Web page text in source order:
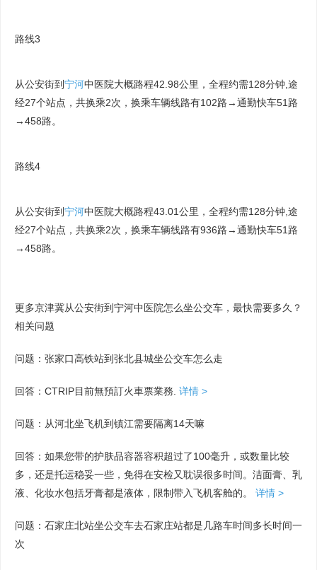
路线3
从公安街到宁河中医院大概路程42.98公里，全程约需128分钟,途
经27个站点，共换乘2次，换乘车辆线路有102路→通勤快车51路
→458路。
路线4
从公安街到宁河中医院大概路程43.01公里，全程约需128分钟,途
经27个站点，共换乘2次，换乘车辆线路有936路→通勤快车51路
→458路。
更多京津冀从公安街到宁河中医院怎么坐公交车，最快需要多久？
相关问题
问题：张家口高铁站到张北县城坐公交车怎么走
回答：CTRIP目前無預訂火車票業務. 详情 >
问题：从河北坐飞机到镇江需要隔离14天嘛
回答：如果您带的护肤品容器容积超过了100毫升，或数量比较
多，还是托运稳妥一些，免得在安检又耽误很多时间。洁面膏、乳
液、化妆水包括牙膏都是液体，限制带入飞机客舱的。
详情 >
问题：石家庄北站坐公交车去石家庄站都是几路车时间多长时间一
次